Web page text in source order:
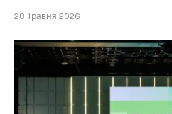
28 Травня 2026